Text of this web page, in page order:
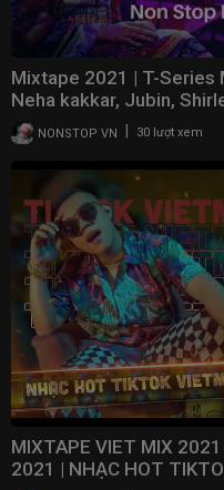
Mixtape 2021 | T-Series
Neha kakkar, Jubin,
NONSTOP VN 30 lượt xem
MIXTAPE VIET MIX
2021 | NHẠC HOT